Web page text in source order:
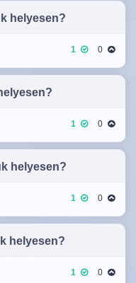
helyesen?
1 0
1 0
helyesen?
1 0
helyesen?
1 0